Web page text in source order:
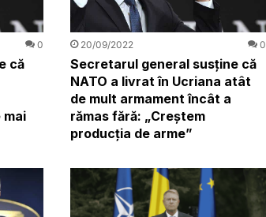
0
că
mai
20/09/2022 0
Secretarul general susține că
NATO a livrat în Ucriana atât
de mult armament încât a
rămas fără: „Creștem
producția de arme”